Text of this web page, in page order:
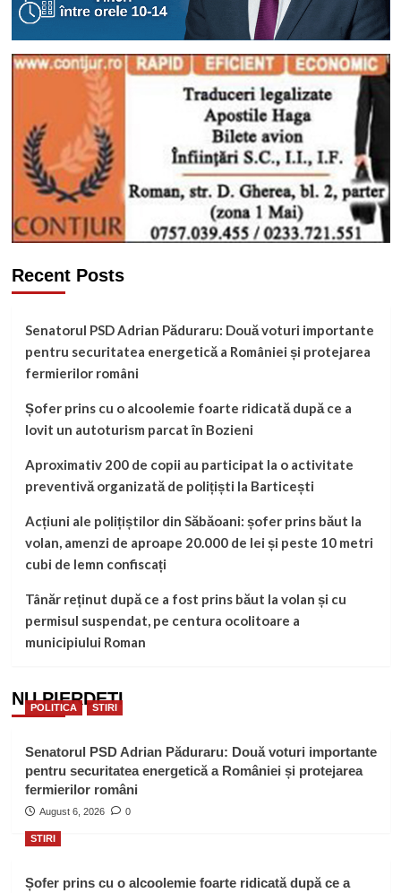
Recent Posts
Senatorul PSD Adrian Păduraru: Două voturi importante
pentru securitatea energetică a României și protejarea
fermierilor români
Șofer prins cu o alcoolemie foarte ridicată după ce a
lovit un autoturism parcat în Bozieni
Aproximativ 200 de copii au participat la o activitate
preventivă organizată de polițiști la Barticești
Acțiuni ale polițiștilor din Săbăoani: șofer prins băut la
volan, amenzi de aproape 20.000 de lei și peste 10 metri
cubi de lemn confiscați
Tânăr reținut după ce a fost prins băut la volan și cu
permisul suspendat, pe centura ocolitoare a
municipiului Roman
NU PIERDEȚI
POLITICA STIRI
Senatorul PSD Adrian Păduraru: Două voturi importante
pentru securitatea energetică a României și protejarea
fermierilor români
August 6, 2026 0
STIRI
Șofer prins cu o alcoolemie foarte ridicată după ce a